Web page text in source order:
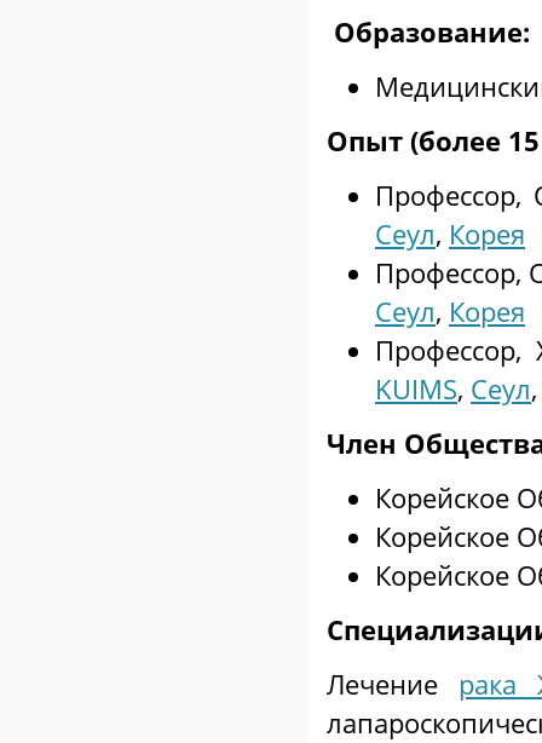
Образование:
Опыт (более
Профессор,
Сеул, Корея
Профессор,
Сеул, Корея
KUIMS, Сеул
Член
Корейское
Корейское
Корейское
Лечение рака